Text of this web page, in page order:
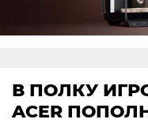
В ПОЛКУ
ACER